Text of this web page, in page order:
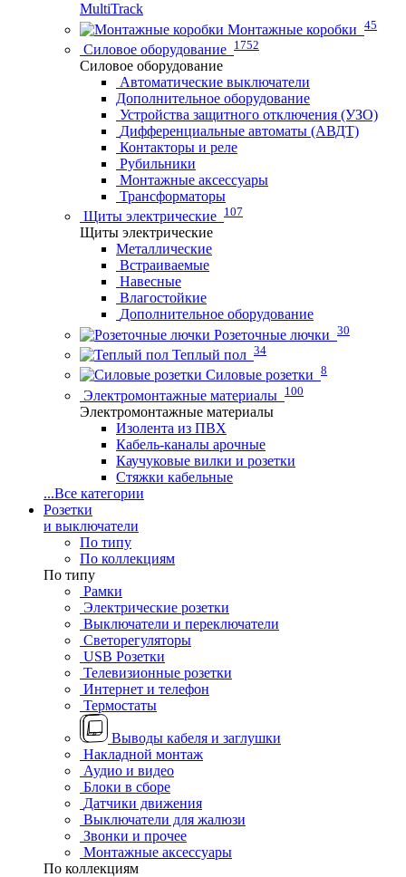
MultiTrack
Монтажные коробки 45
Силовое оборудование 1752
Силовое оборудование
Автоматические выключатели
Дополнительное оборудование
Устройства защитного отключения (УЗО)
Дифференциальные автоматы (АВДТ)
Контакторы и реле
Рубильники
Монтажные аксессуары
Трансформаторы
Щиты электрические 107
Щиты электрические
Металлические
Встраиваемые
Навесные
Влагостойкие
Дополнительное оборудование
Розеточные лючки 30
Теплый пол 34
Силовые розетки 8
Электромонтажные материалы 100
Электромонтажные материалы
Изолента из ПВХ
Кабель-каналы арочные
Каучуковые вилки и розетки
Стяжки кабельные
...Все категории
Розетки
и выключатели
По типу
По коллекциям
По типу
Рамки
Электрические розетки
Выключатели и переключатели
Светорегуляторы
USB Розетки
Телевизионные розетки
Интернет и телефон
Термостаты
Выводы кабеля и заглушки
Накладной монтаж
Аудио и видео
Блоки в сборе
Датчики движения
Выключатели для жалюзи
Звонки и прочее
Монтажные аксессуары
По коллекциям